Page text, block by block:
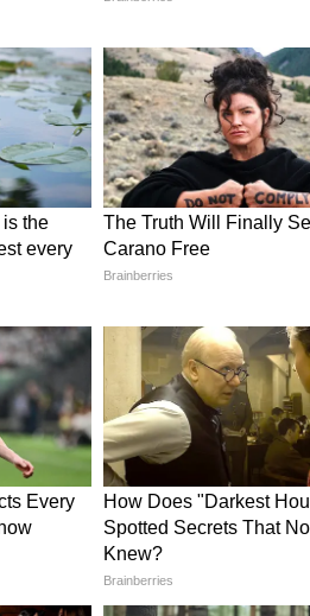
एग्जिट पोल अंतिम परिणाम नहीं
संकेत जरूर देते हैं, जिससे सियासी
की आशंका
वैश्विक आर्थिक स्थिति को देखते हुए
Powell ने संकेत दिया कि
हुए फिलहाल ‘वेट एंड वॉच’
विनिमय दरों और उभरती
अस्थिरता की आशंका बनी हुई
बदलाव
वैश्विक ऊर्जा बाजार में एक बड़े
तेल उत्पादन नीतियों और
है कि इससे तेल की कीमतों में
है, जिससे वैश्विक अर्थव्यवस्था पर